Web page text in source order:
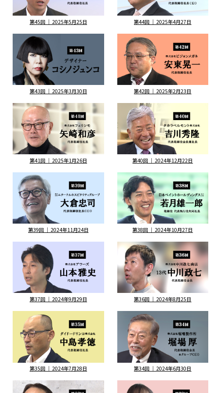
第45回 ｜ 2025年5月25日 第44回 ｜ 2025年4月27日
第43回 ｜ 2025年3月30日 第42回 ｜ 2025年2月23日
第41回 ｜ 2025年1月26日 第40回 ｜ 2024年12月22日
第39回 ｜ 2024年11月24日 第38回 ｜ 2024年10月27日
第37回 ｜ 2024年9月29日 第36回 ｜ 2024年8月25日
第35回 ｜ 2024年7月28日 第34回 ｜ 2024年6月30日